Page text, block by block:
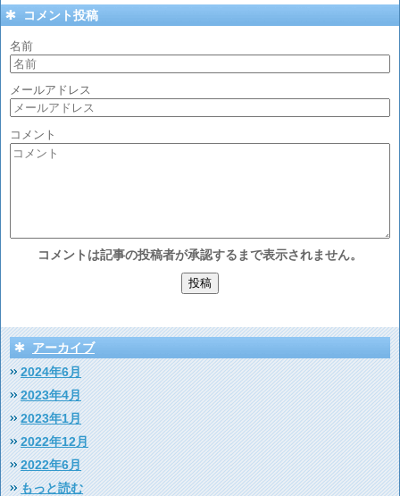
コメント投稿
名前
メールアドレス
コメント
コメントは記事の投稿者が承認するまで表示されません。
アーカイブ
2024年6月
2023年4月
2023年1月
2022年12月
2022年6月
もっと読む